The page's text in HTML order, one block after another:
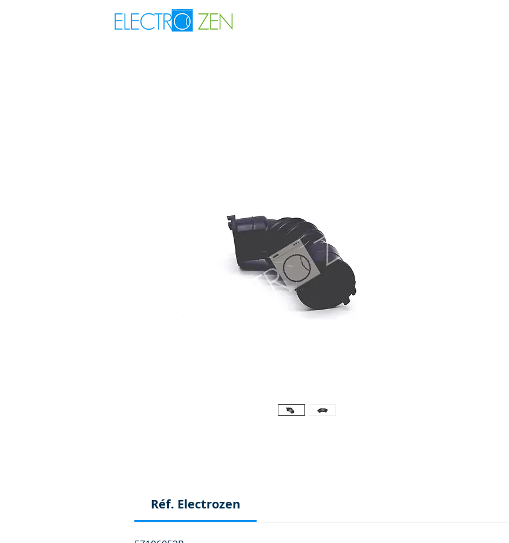
Réf. Electrozen